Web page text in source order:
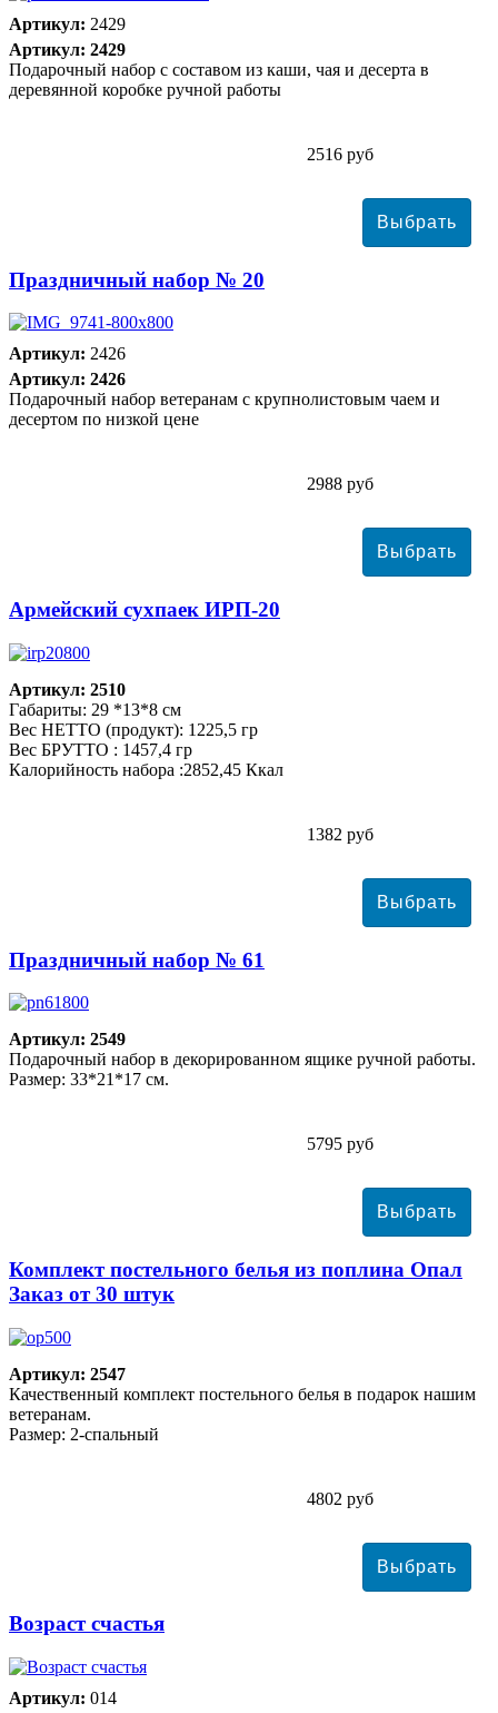
Артикул: 2429
Артикул: 2429
Подарочный набор с составом из каши, чая и десерта в
деревянной коробке ручной работы
2516 руб
Праздничный набор № 20
Артикул: 2426
Артикул: 2426
Подарочный набор ветеранам с крупнолистовым чаем и
десертом по низкой цене
2988 руб
Армейский сухпаек ИРП-20
Артикул: 2510
Габариты: 29 *13*8 см
Вес НЕТТО (продукт): 1225,5 гр
Вес БРУТТО : 1457,4 гр
Калорийность набора :2852,45 Ккал
1382 руб
Праздничный набор № 61
Артикул: 2549
Подарочный набор в декорированном ящике ручной работы.
Размер: 33*21*17 см.
5795 руб
Комплект постельного белья из поплина Опал
Заказ от 30 штук
Артикул: 2547
Качественный комплект постельного белья в подарок нашим
ветеранам.
Размер: 2-спальный
4802 руб
Возраст счастья
Артикул: 014